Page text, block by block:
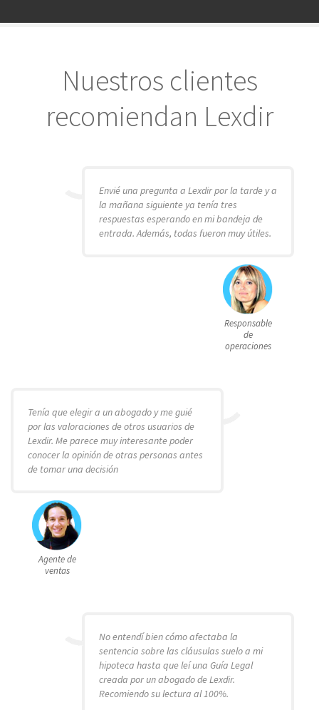
Nuestros clientes
recomiendan Lexdir
Envié una pregunta a Lexdir por la tarde y a
la mañana siguiente ya tenía tres
respuestas esperando en mi bandeja de
entrada. Además, todas fueron muy útiles.
Responsable
de
operaciones
Tenía que elegir a un abogado y me guié
por las valoraciones de otros usuarios de
Lexdir. Me parece muy interesante poder
conocer la opinión de otras personas antes
de tomar una decisión
Agente de
ventas
No entendí bien cómo afectaba la
sentencia sobre las cláusulas suelo a mi
hipoteca hasta que leí una Guía Legal
creada por un abogado de Lexdir.
Recomiendo su lectura al 100%.